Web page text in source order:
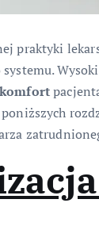
praktyki
komfort